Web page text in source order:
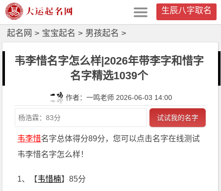
生辰八字取名
起名网 > 宝宝起名 > 男孩起名 >
韦李惜名字怎么样|2026年带李字和惜字
名字精选1039个
作者：一鸣老师 2026-06-03 14:00
试试我的名字
韦李惜名字总体得分89分，您可以点击名字在线测试
韦李惜名字怎么样！
1、【韦惜楠】85分